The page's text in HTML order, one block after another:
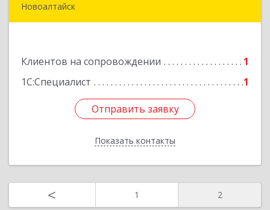
Новоалтайск
Клиентов на сопровождении
1
1С:Специалист
1
Отправить заявку
Показать контакты
Подробнее
Отправить заявку
Назад
< 1 2